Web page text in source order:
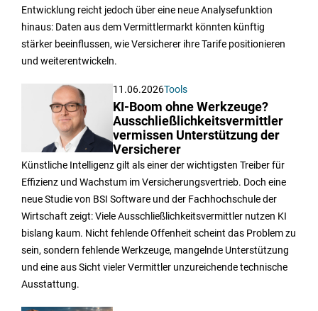
Entwicklung reicht jedoch über eine neue Analysefunktion
hinaus: Daten aus dem Vermittlermarkt könnten künftig
stärker beeinflussen, wie Versicherer ihre Tarife positionieren
und weiterentwickeln.
11.06.2026Tools
KI-Boom ohne Werkzeuge?
Ausschließlichkeitsvermittler
vermissen Unterstützung der
Versicherer
Künstliche Intelligenz gilt als einer der wichtigsten Treiber für
Effizienz und Wachstum im Versicherungsvertrieb. Doch eine
neue Studie von BSI Software und der Fachhochschule der
Wirtschaft zeigt: Viele Ausschließlichkeitsvermittler nutzen KI
bislang kaum. Nicht fehlende Offenheit scheint das Problem zu
sein, sondern fehlende Werkzeuge, mangelnde Unterstützung
und eine aus Sicht vieler Vermittler unzureichende technische
Ausstattung.